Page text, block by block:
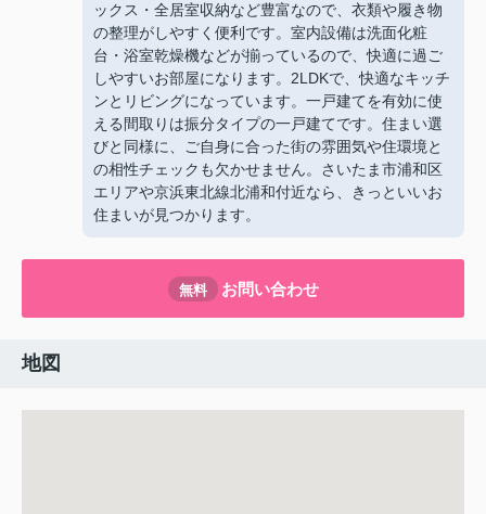
ックス・全居室収納など豊富なので、衣類や履き物
の整理がしやすく便利です。室内設備は洗面化粧
台・浴室乾燥機などが揃っているので、快適に過ご
しやすいお部屋になります。2LDKで、快適なキッチ
ンとリビングになっています。一戸建てを有効に使
える間取りは振分タイプの一戸建てです。住まい選
びと同様に、ご自身に合った街の雰囲気や住環境と
の相性チェックも欠かせません。さいたま市浦和区
エリアや京浜東北線北浦和付近なら、きっといいお
住まいが見つかります。
無料 お問い合わせ
地図